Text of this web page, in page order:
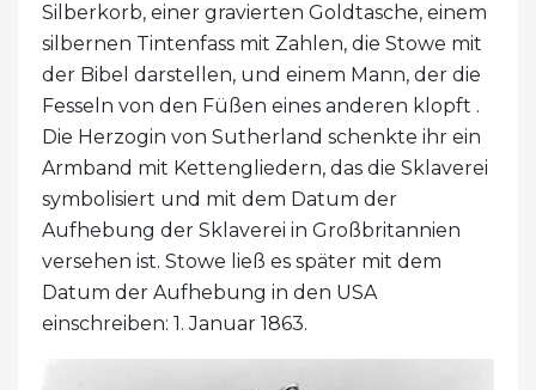
Silberkorb, einer gravierten Goldtasche, einem
silbernen Tintenfass mit Zahlen, die Stowe mit
der Bibel darstellen, und einem Mann, der die
Fesseln von den Füßen eines anderen klopft .
Die Herzogin von Sutherland schenkte ihr ein
Armband mit Kettengliedern, das die Sklaverei
symbolisiert und mit dem Datum der
Aufhebung der Sklaverei in Großbritannien
versehen ist. Stowe ließ es später mit dem
Datum der Aufhebung in den USA
einschreiben: 1. Januar 1863.